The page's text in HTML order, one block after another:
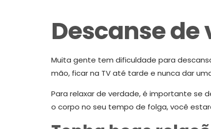
Descanse de
Muita gente tem dificuldade para
mão, ficar na TV até tarde e nunca dar
Para relaxar de verdade, é importante se
o corpo no seu tempo de folga, você